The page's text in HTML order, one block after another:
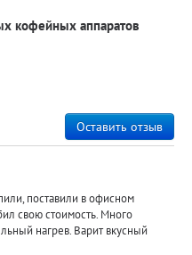
кофейных аппаратов
Оставить отзыв
поставили в офисном
свою стоимость. Много
нагрев. Варит вкусный